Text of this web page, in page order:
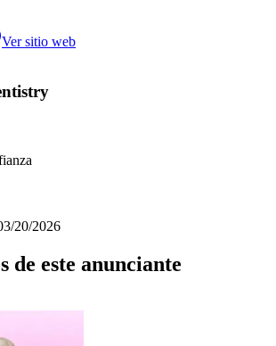
Ver sitio web
20/2026
de este anunciante